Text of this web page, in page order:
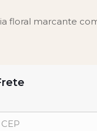
floral marcante